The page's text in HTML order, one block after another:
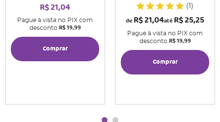
R$ 21,04
Pague à vista no PIX com
desconto R$ 19,99
Comprar
(1)
de R$ 21,04até R$ 25,25
Pague à vista no PIX com
desconto R$ 19,99
Comprar